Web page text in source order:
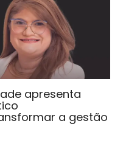
apresenta
a gestão